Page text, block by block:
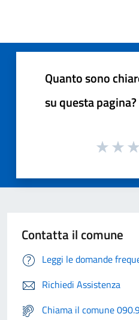
Quanto sono
su questa pagina?
Contatta il comune
Leggi le domande
Richiedi Assistenza
Chiama il comune